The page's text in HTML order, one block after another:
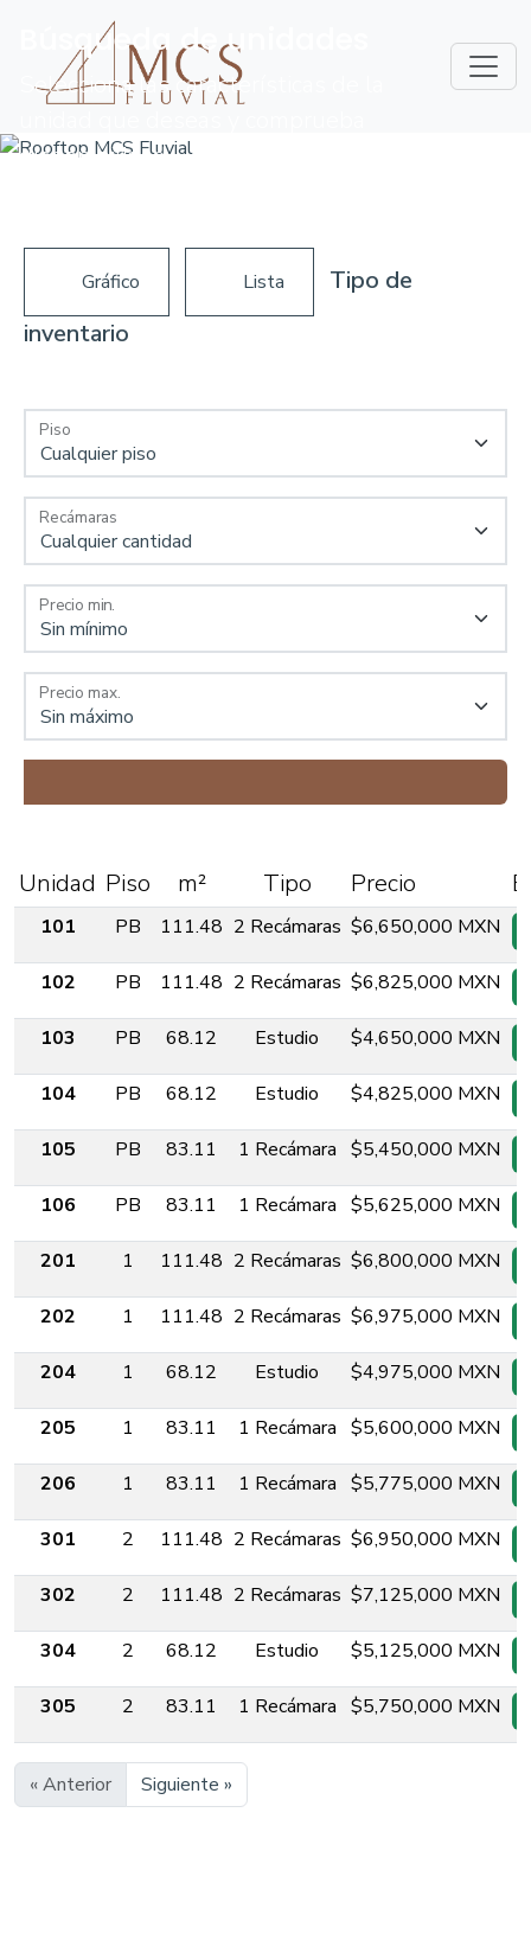
Búsqueda de unidades
Selecciona las características de la
disponibilidad
Gráfico Lista
Tipo de
inventario
Piso
Recámaras
Precio min.
Precio max.
Unidad Piso m² Tipo Precio
101 PB 111.48 2 Recámaras $6,650,000 MXN
102 PB 111.48 2 Recámaras $6,825,000 MXN
103 PB 68.12 Estudio $4,650,000 MXN
104 PB 68.12 Estudio $4,825,000 MXN
105 PB 83.11 1 Recámara $5,450,000 MXN
106 PB 83.11 1 Recámara $5,625,000 MXN
201 1 111.48 2 Recámaras $6,800,000 MXN
202 1 111.48 2 Recámaras $6,975,000 MXN
204 1 68.12 Estudio $4,975,000 MXN
205 1 83.11 1 Recámara $5,600,000 MXN
206 1 83.11 1 Recámara $5,775,000 MXN
301 2 111.48 2 Recámaras $6,950,000 MXN
302 2 111.48 2 Recámaras $7,125,000 MXN
304 2 68.12 Estudio $5,125,000 MXN
305 2 83.11 1 Recámara $5,750,000 MXN
« Anterior Siguiente »